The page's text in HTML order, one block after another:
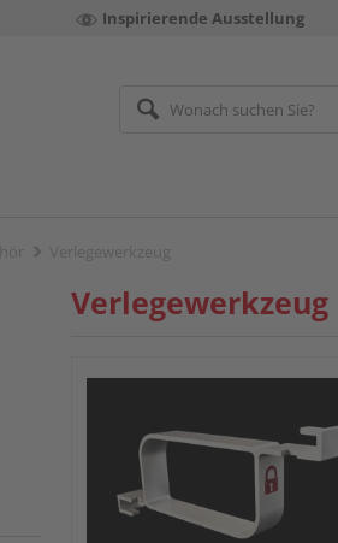
Inspirierende Ausstellung
Verlegewerkzeug